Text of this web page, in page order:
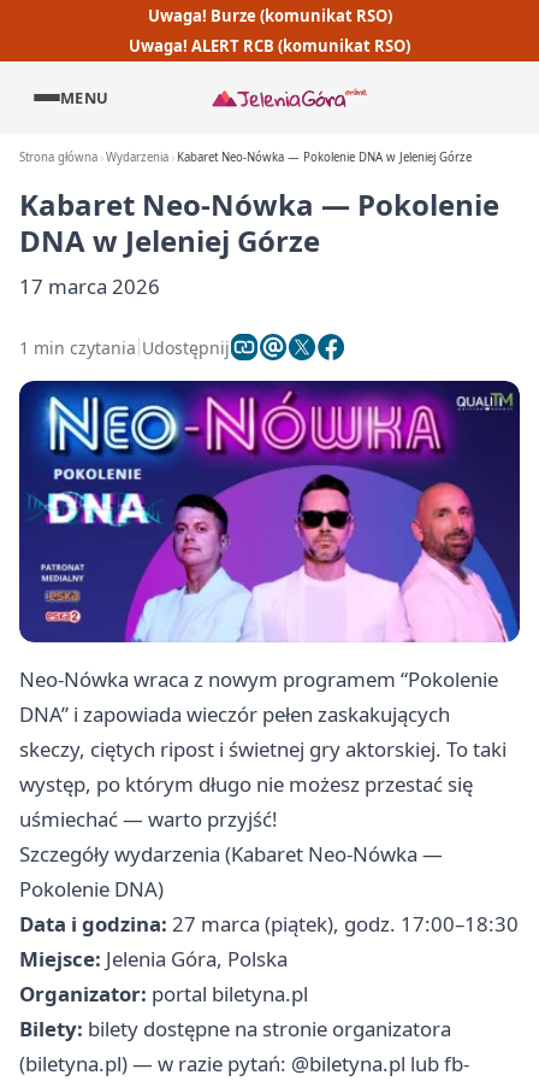
Uwaga! Burze (komunikat RSO)
Uwaga! ALERT RCB (komunikat RSO)
MENU
Strona główna Wydarzenia Kabaret Neo-Nówka — Pokolenie DNA w Jeleniej Górze
Kabaret Neo-Nówka — Pokolenie
DNA w Jeleniej Górze
17 marca 2026
1 min czytania Udostępnij
Neo‑Nówka wraca z nowym programem “Pokolenie
DNA” i zapowiada wieczór pełen zaskakujących
skeczy, ciętych ripost i świetnej gry aktorskiej. To taki
występ, po którym długo nie możesz przestać się
uśmiechać — warto przyjść!
Szczegóły wydarzenia (Kabaret Neo‑Nówka —
Pokolenie DNA)
Data i godzina: 27 marca (piątek), godz. 17:00–18:30
Miejsce: Jelenia Góra, Polska
Organizator: portal biletyna.pl
Bilety: bilety dostępne na stronie organizatora
(biletyna.pl) — w razie pytań: @biletyna.pl lubfb-